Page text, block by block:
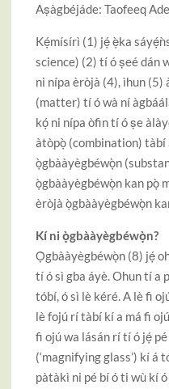
Aṣàgbéjáde: Taofeeq
Kẹ́mísírì (1) jẹ́ ẹ̀ka
science) (2) tí ó ṣeé dán
ni nípa èròjà (4), ìhun
(matter) tí ó wà ní
kọ́ ni nípa òfin tí ó ṣe
àtòpọ̀ (combination)
ọ̀gbààyègbéwọ̀n
ọ̀gbààyègbéwọ̀n kan pọ̀
èròjà ọ̀gbààyègbéwọ̀n
Kí ni ọ̀gbààyègbéwọ̀n?
Ọ̀gbààyègbéwọ̀n (8) jẹ́
tí ó sì gba áyè. Ohun tí a
tóbí, ó sì lè kéré. A lè fi
lè fojú rí tàbí kí a má fi
fi ojú wa lásán rí tí ó jẹ́
(‘magnifying glass’) kí á
pàtàkì ni pé bí ó ti wù kí